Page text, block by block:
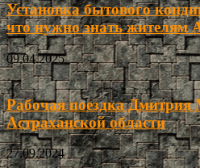
Установка бытового
что нужно знать жителям
09.04.2025
Рабочая поездка Дмитрия
Астраханской области
27.09.2024